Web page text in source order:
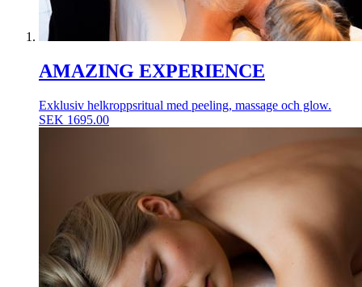
AMAZING EXPERIENCE
Exklusiv helkroppsritual med peeling, massage och glow.
SEK 1695.00